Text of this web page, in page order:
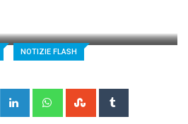
NOTIZIE FLASH
Google+ LinkedIn WhatsappStumbleUpon